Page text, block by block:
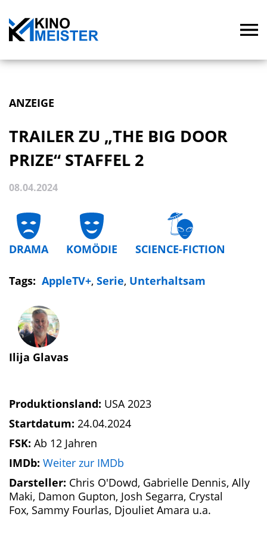
ANZEIGE
TRAILER ZU „THE BIG DOOR
PRIZE“ STAFFEL 2
08.04.2024
DRAMA KOMÖDIE SCIENCE-FICTION
Tags: AppleTV+, Serie, Unterhaltsam
Ilija Glavas
Produktionsland: USA 2023
Startdatum: 24.04.2024
FSK: Ab 12 Jahren
IMDb: Weiter zur IMDb
Darsteller: Chris O'Dowd, Gabrielle Dennis, Ally
Maki, Damon Gupton, Josh Segarra, Crystal
Fox, Sammy Fourlas, Djouliet Amara u.a.